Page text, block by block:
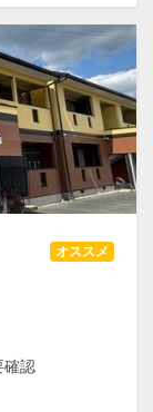
オススメ
確認